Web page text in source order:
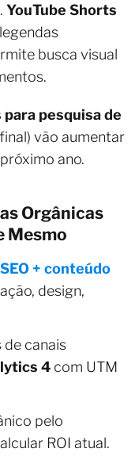
YouTube Shorts
busca visual
para pesquisa de
vão aumentar
ano.
Orgânicas
Mesmo
SEO + conteúdo
design,
canais
4 com UTM
pelo
ROI atual.